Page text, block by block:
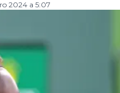
2024 a 5:07